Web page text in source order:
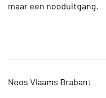
maar een nooduitgang.
Neos Vlaams Brabant